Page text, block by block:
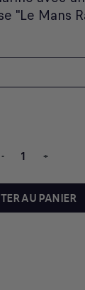
"Le Mans
- +
AU PANIER